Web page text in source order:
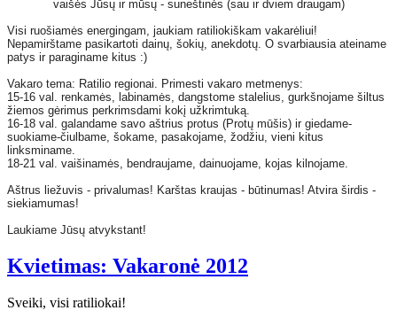
vaišės Jūsų ir mūsų - suneštinės (sau ir dviem draugam)
Visi ruošiamės energingam, jaukiam ratiliokiškam vakarėliui!
Nepamirštame pasikartoti dainų, šokių, anekdotų. O svarbiausia ateiname
patys ir paraginame kitus :)
Vakaro tema: Ratilio regionai. Primesti vakaro metmenys:
15-16 val. renkamės, labinamės, dangstome stalelius, gurkšnojame šiltus
žiemos gėrimus perkrimsdami kokį užkrimtuką.
16-18 val. galandame savo aštrius protus (Protų mūšis) ir giedame-
suokiame-čiulbame, šokame, pasakojame, žodžiu, vieni kitus
linksminame.
18-21 val. vaišinamės, bendraujame, dainuojame, kojas kilnojame.
Aštrus liežuvis - privalumas! Karštas kraujas - būtinumas! Atvira širdis -
siekiamumas!
Laukiame Jūsų atvykstant!
Kvietimas: Vakaronė 2012
Sveiki, visi ratiliokai!